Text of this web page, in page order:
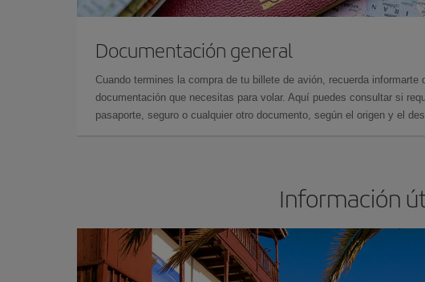
Documentación general
Cuando termines la compra de tu billete de avión, recuerda informarte
documentación que necesitas para volar. Aquí puedes consultar si
pasaporte, seguro o cualquier otro documento, según el origen y el
Información